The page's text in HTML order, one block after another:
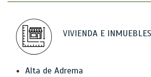
VIVIENDA E INMUEBLES
Alta de Adrema